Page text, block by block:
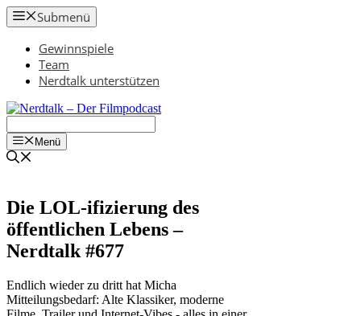
Zum
Inhalt
springen
Submenü
Gewinnspiele
Team
Nerdtalk unterstützen
Menü
Die LOL-ifizierung des
öffentlichen Lebens –
Nerdtalk #677
Endlich wieder zu dritt hat Micha
Mitteilungsbedarf: Alte Klassiker, moderne